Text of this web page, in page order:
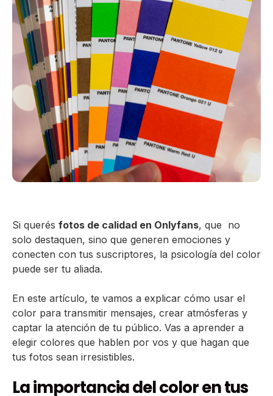
Si querés fotos de calidad en Onlyfans, que no
solo destaquen, sino que generen emociones y
conecten con tus suscriptores, la psicología del color
puede ser tu aliada.
En este artículo, te vamos a explicar cómo usar el
color para transmitir mensajes, crear atmósferas y
captar la atención de tu público. Vas a aprender a
elegir colores que hablen por vos y que hagan que
tus fotos sean irresistibles.
La importancia del color en tus